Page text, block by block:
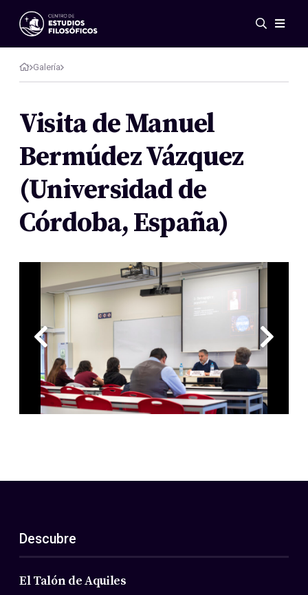
Eventos
Novedades
Investigación
Publicaciones
Galería
Acerca de nosotros
Miembros
Reglamento
Galería
Visita de Manuel
Bermúdez Vázquez
(Universidad de
Córdoba, España)
Descubre
El Talón de Aquiles